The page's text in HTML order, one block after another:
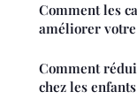
Comment les
améliorer
Comment
chez les